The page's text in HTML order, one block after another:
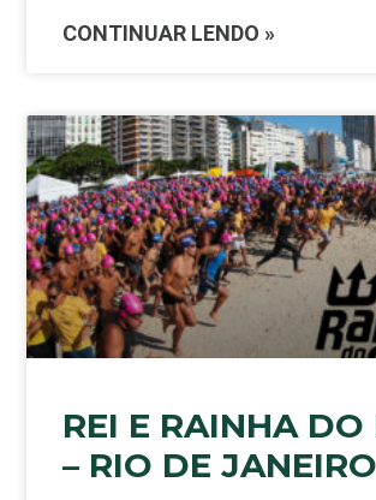
CONTINUAR LENDO »
REI E RAINHA DO
– RIO DE JANEIRO